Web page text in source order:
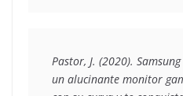
Pastor, J. (2020).
un alucinante monitor